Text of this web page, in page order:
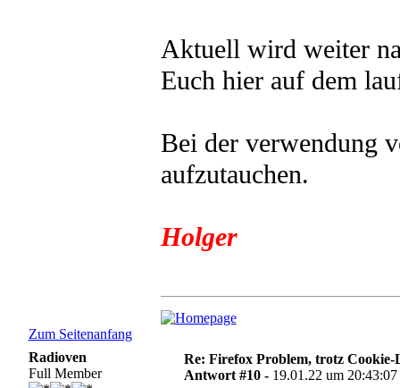
Aktuell wird weiter
Euch hier auf dem
Bei der verwendung
aufzutauchen.
Holger
Zum Seitenanfang
Radioven
Full Member
Re: Firefox Problem, trotz Cookie-
Antwort #10 - 19.01.22 um 20:43:07